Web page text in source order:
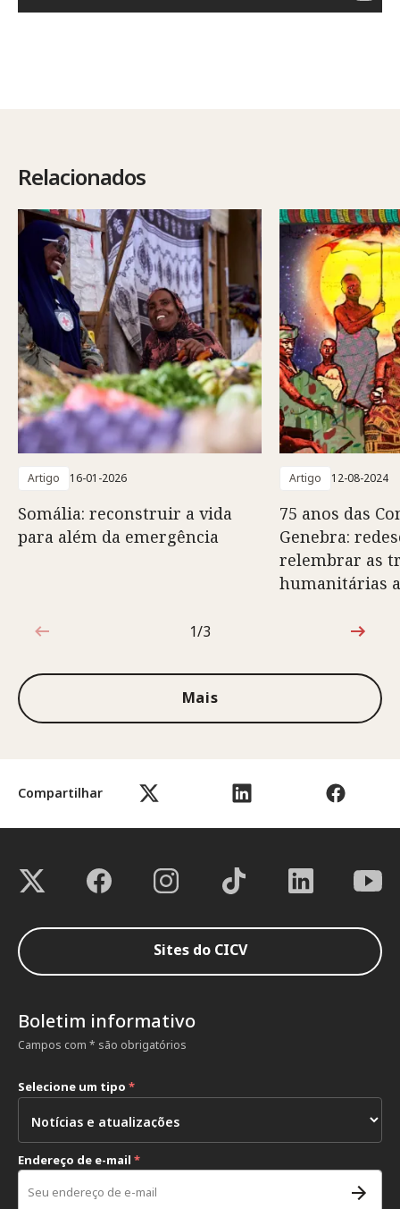
Compartilhar
Relacionados
Artigo 16-01-2026
Somália: reconstruir a vida
para além da emergência
Artigo 12-08-2024
75 anos das
Genebra:
relembrar as
humanitárias
1 de 3
1/3
Mais
Sites do CICV
Boletim informativo
Campos com * são obrigatórios
Selecione um tipo *
Endereço de e-mail *